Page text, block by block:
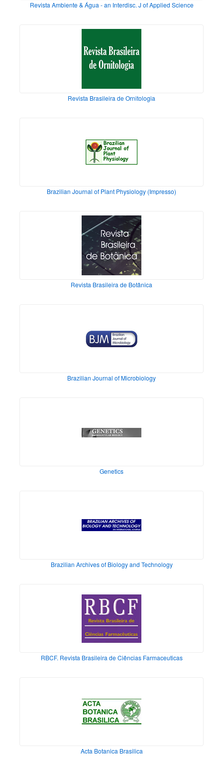
Revista Ambiente & Água - an Interdisc. J of Applied Science
Revista Brasileira de Ornitologia
Brazilian Journal of Plant Physiology (Impresso)
Revista Brasileira de Botânica
Brazilian Journal of Microbiology
Genetics
Brazilian Archives of Biology and Technology
RBCF. Revista Brasileira de Ciências Farmaceuticas
Acta Botanica Brasilica